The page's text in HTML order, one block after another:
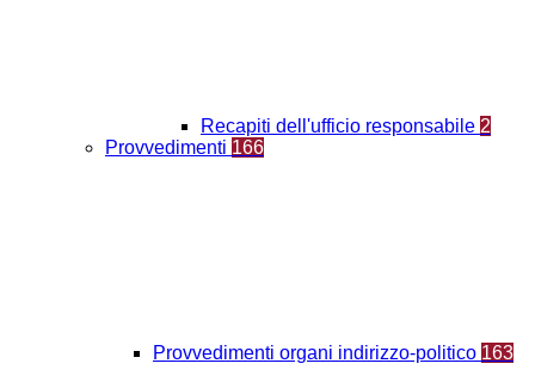
Recapiti dell'ufficio responsabile 2
Provvedimenti 166
Provvedimenti organi indirizzo-politico 163